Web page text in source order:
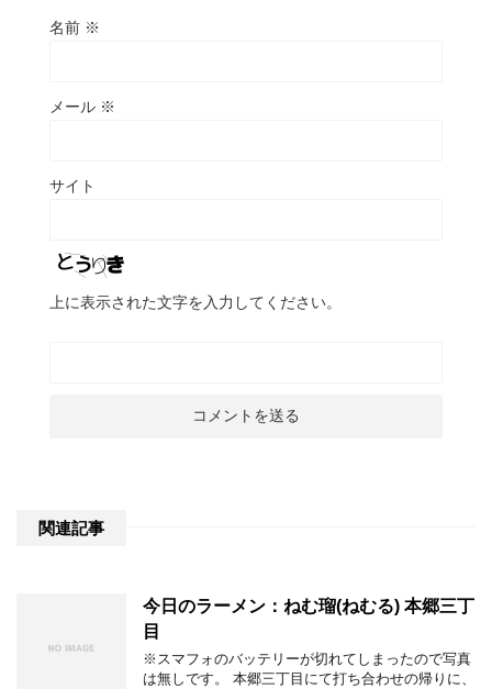
名前 ※
メール ※
サイト
上に表示された文字を入力してください。
関連記事
今日のラーメン：ねむ瑠(ねむる) 本郷三丁
目
※スマフォのバッテリーが切れてしまったので写真
は無しです。 本郷三丁目にて打ち合わせの帰りに、